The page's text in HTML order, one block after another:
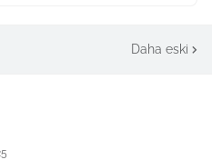
Daha eski